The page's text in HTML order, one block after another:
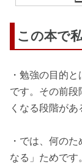
この本で
・勉強の目的
です。その前
くなる段階があ
・では、何の
なる」ためで